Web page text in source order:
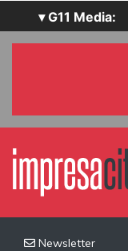
▾ G11 Media:
SecurityOpenLab
Newsletter